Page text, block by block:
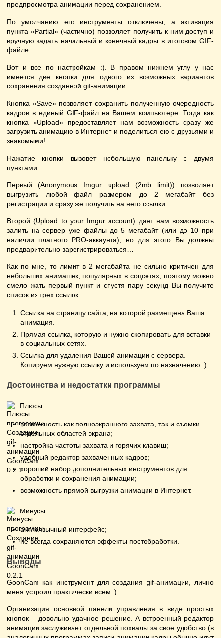
предпросмотра анимации перед сохранением.
По умолчанию его инструменты отключены, а активация
пункта «Partial» (частично) позволяет получить к ним доступ и
вручную задать начальный и конечный кадры в итоговом GIF-
файле.
Вот и все по настройкам :). В правом нижнем углу у нас
имеется две кнопки для одного из возможных вариантов
сохранения созданной gif-анимации.
Кнопка «Save» позволяет сохранить полученную очередность
кадров в единый GIF-файл на Вашем компьютере. Тогда как
кнопка «Upload» предоставляет нам возможность сразу же
загрузить анимацию в Интернет и поделиться ею с друзьями и
знакомыми!
Нажатие кнопки вызовет небольшую панельку с двумя
пунктами.
Первый (Anonymous Imgur upload (2mb limit)) позволяет
выгрузить любой файл размером до 2 мегабайт без
регистрации и сразу же получить на него ссылки.
Второй (Upload to your Imgur account) дает нам возможность
залить на сервер уже файлы до 5 мегабайт (или до 10 при
наличии платного PRO-аккаунта), но для этого Вы должны
предварительно зарегистрироваться…
Как по мне, то лимит в 2 мегабайта не сильно критичен для
небольших анимашек, популярных в соцсетях, поэтому можно
смело жать первый пункт и спустя пару секунд Вы получите
список из трех ссылок.
Ссылка на страницу сайта, на которой размещена Ваша
анимация.
Прямая ссылка, которую и нужно скопировать для вставки
в социальных сетях.
Ссылка для удаления Вашей анимации с сервера.
Копируем нужную ссылку и используем по назначению :)
Достоинства и недостатки программы
Плюсы:
возможность как полноэкранного захвата, так и съемки
отдельных областей экрана;
настройка частоты захвата и горячих клавиш;
удобный редактор захваченных кадров;
хороший набор дополнительных инструментов для
обработки и сохранения анимации;
возможность прямой выгрузки анимации в Интернет.
Минусы:
англоязычный интерфейс;
не всегда сохраняются эффекты постобработки.
Выводы
GoonCam как инструмент для создания gif-анимации, лично
меня устроил практически всем :).
Организация основной панели управления в виде простых
кнопок – довольно удачное решение. А встроенный редактор
анимации заслуживает отдельной похвалы за свое удобство (в